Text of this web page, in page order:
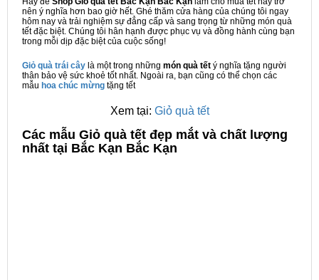
nên ý nghĩa hơn bao giờ hết. Ghé thăm cửa hàng của chúng tôi ngay
hôm nay và trải nghiệm sự đẳng cấp và sang trọng từ những món quà
tết đặc biệt. Chúng tôi hân hạnh được phục vụ và đồng hành cùng bạn
trong mỗi dịp đặc biệt của cuộc sống!
Giỏ quà trái cây là một trong những món quà tết ý nghĩa tặng người
thân bảo vệ sức khoẻ tốt nhất. Ngoài ra, bạn cũng có thể chọn các
mẫu hoa chúc mừng tặng tết
Xem tại: Giỏ quà tết
Các mẫu Giỏ quà tết đẹp mắt và chất lượng
nhất tại Bắc Kạn Bắc Kạn